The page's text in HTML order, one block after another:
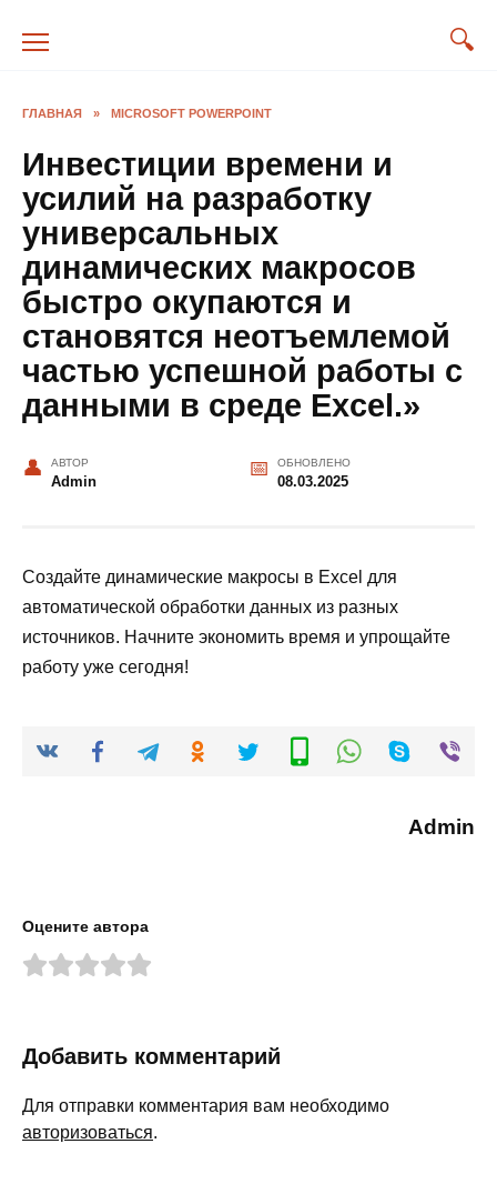
ГЛАВНАЯ » MICROSOFT POWERPOINT
Инвестиции времени и
усилий на разработку
универсальных
динамических макросов
быстро окупаются и
становятся неотъемлемой
частью успешной работы с
данными в среде Excel.»
АВТОР
Admin
ОБНОВЛЕНО
08.03.2025
Создайте динамические макросы в Excel для
автоматической обработки данных из разных
источников. Начните экономить время и упрощайте
работу уже сегодня!
Admin
Оцените автора
Добавить комментарий
Для отправки комментария вам необходимо
авторизоваться.